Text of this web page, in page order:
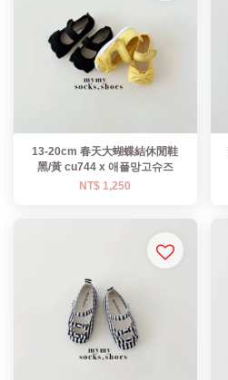
13-20cm 春天大蝴蝶結休閒鞋
黑/黃 cu744 x 애플망고슈즈
NT$ 1,250